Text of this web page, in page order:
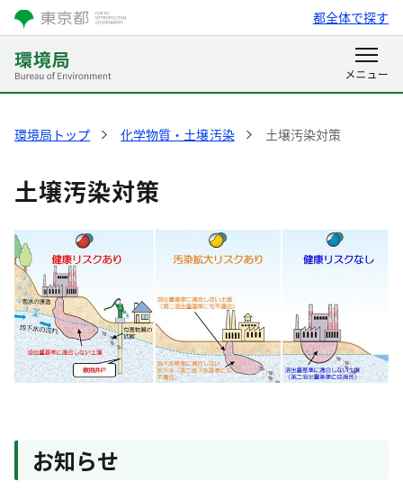
都全体で探す
環境局トップ 化学物質・土壌汚染 土壌汚染対策
土壌汚染対策
お知らせ